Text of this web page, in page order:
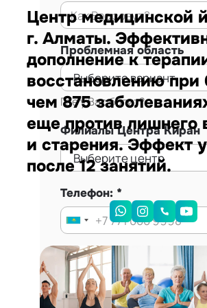
Проблемная область
Где у Вас болит?
Филиалы Центра Киран
Телефон:
Запись на
Центр медицинской
г. Алматы.
дополнение к
восстановлению при
чем 875
еще против лишнего
и старения. Эффект
после 12 занятий.